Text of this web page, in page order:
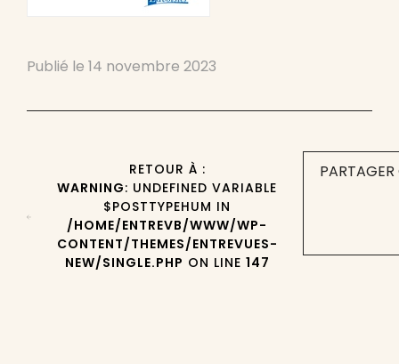
Publié le 14 novembre 2023
RETOUR À :
WARNING: UNDEFINED VARIABLE
$POSTTYPEHUM IN
/HOME/ENTREVB/WWW/WP-
CONTENT/THEMES/ENTREVUES-
NEW/SINGLE.PHP ON LINE 147